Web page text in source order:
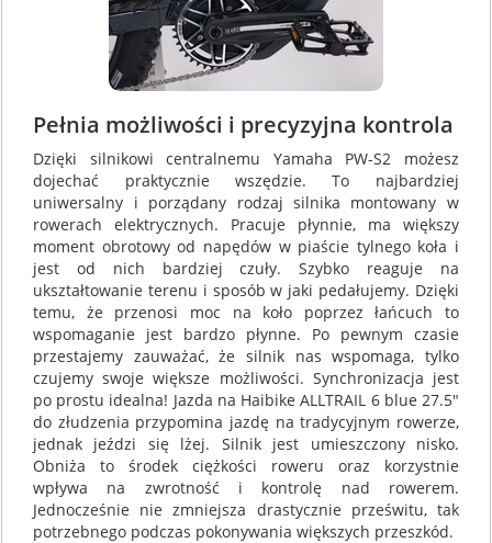
Pełnia możliwości i precyzyjna kontrola
Dzięki silnikowi centralnemu Yamaha PW-S2 możesz
dojechać praktycznie wszędzie. To najbardziej
uniwersalny i porządany rodzaj silnika montowany w
rowerach elektrycznych. Pracuje płynnie, ma większy
moment obrotowy od napędów w piaście tylnego koła i
jest od nich bardziej czuły. Szybko reaguje na
ukształtowanie terenu i sposób w jaki pedałujemy. Dzięki
temu, że przenosi moc na koło poprzez łańcuch to
wspomaganie jest bardzo płynne. Po pewnym czasie
przestajemy zauważać, że silnik nas wspomaga, tylko
czujemy swoje większe możliwości. Synchronizacja jest
po prostu idealna! Jazda na Haibike ALLTRAIL 6 blue 27.5"
do złudzenia przypomina jazdę na tradycyjnym rowerze,
jednak jeździ się lżej. Silnik jest umieszczony nisko.
Obniża to środek ciężkości roweru oraz korzystnie
wpływa na zwrotność i kontrolę nad rowerem.
Jednocześnie nie zmniejsza drastycznie prześwitu, tak
potrzebnego podczas pokonywania większych przeszkód.